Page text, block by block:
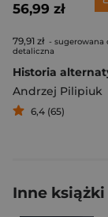
56,99 zł
79,91 zł - sugerowana
detaliczna
Andrzej Pilipiuk
6,4 (65)
Inne